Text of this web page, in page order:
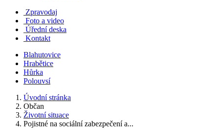
Zpravodaj
Foto a video
Úřední deska
Kontakt
Blahutovice
Hrabětice
Hůrka
Polouvsí
Úvodní stránka
Občan
Životní situace
Pojistné na sociální zabezpečení a...